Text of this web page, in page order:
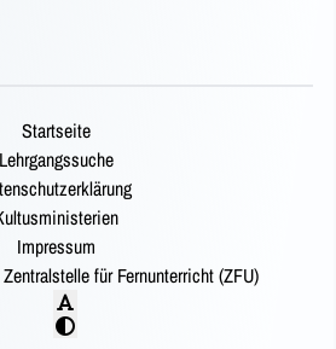
Startseite
Lehrgangssuche
Impressum
für Fernunterricht (ZFU)